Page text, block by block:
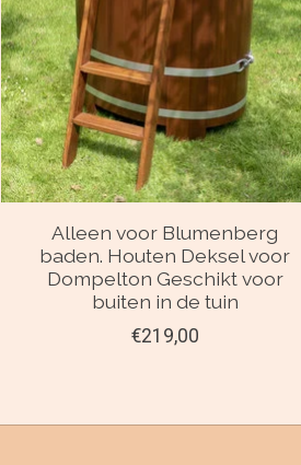
Alleen voor Blumenberg
baden. Houten Deksel voor
Dompelton Geschikt voor
buiten in de tuin
€219,00